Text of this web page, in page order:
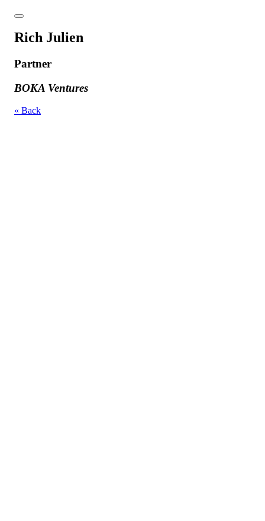
Rich Julien
Partner
BOKA Ventures
« Back